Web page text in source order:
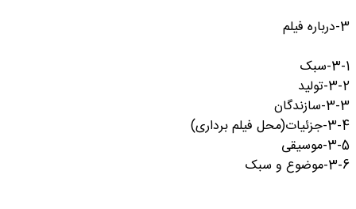
3-درباره فیلم
3-1-سبک
3-2-تولید
3-3-سازندگان
3-4-جزئیات(محل فیلم برداری)
3-5-موسیقی
3-6-موضوع و سبک